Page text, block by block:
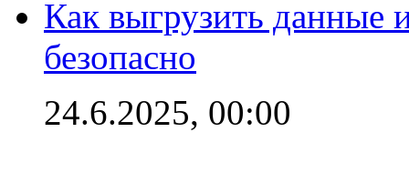
Как выгрузить данные
безопасно
24.6.2025, 00:00